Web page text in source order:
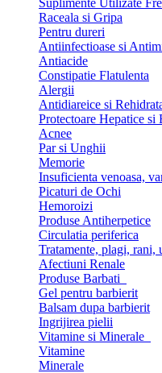
Suplimente Utilizate
Raceala si Gripa
Pentru dureri
Antiinfectioase si
Antiacide
Constipatie Flatulenta
Alergii
Antidiareice si
Protectoare Hepatice si
Acnee
Par si Unghii
Memorie
Insuficienta venoasa,
Picaturi de Ochi
Hemoroizi
Produse Antiherpetice
Circulatia periferica
Tratamente, plagi, rani,
Afectiuni Renale
Produse Barbati
Gel pentru barbierit
Balsam dupa barbierit
Ingrijirea pielii
Vitamine si Minerale
Vitamine
Minerale